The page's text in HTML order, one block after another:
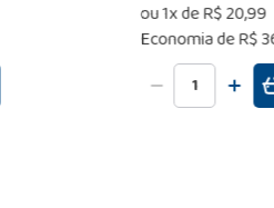
ou1x deR$20,99
Economia deR$